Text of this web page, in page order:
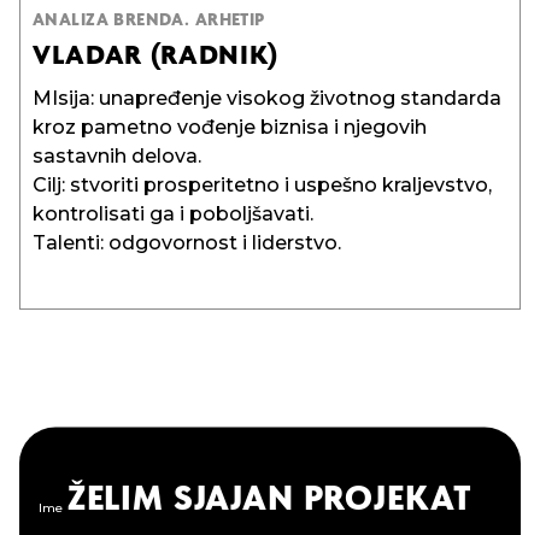
ANALIZA BRENDA. ARHETIP
VLADAR (RADNIK)
MIsija: unapređenje visokog životnog standarda
kroz pametno vođenje biznisa i njegovih
sastavnih delova.
Cilj: stvoriti prosperitetno i uspešno kraljevstvo,
kontrolisati ga i poboljšavati.
Talenti: odgovornost i liderstvo.
Komunikacija je izgrađena na statusu brenda.
Dizajn reklame je minimalistički. Suvišna buka se
ne preporučuje.
Mesta oglašavanja se pažljivo biraju: poslovni
časopisi, sajtovi sa biznis tematikom, bilbordi,
Korišćenje kvalitetnih i dugotrajnih materijala za
brendirane proizvode.
Korišćenje logotipa ili njegovih delova u dizajnu
proizvoda kako bi se ojačalo prepoznavanje
brenda.
Ime ŽELIM SJAJAN PROJEKAT